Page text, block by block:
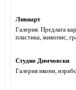
Ливиарт
Галерия. Предлага
пластика, живопис,
Студио Димчовски
Галерия икони,